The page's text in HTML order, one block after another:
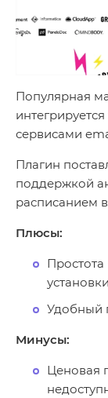
Популярная
сервисами
Плагин
поддержкой
расписанием
Плюсы:
Простота
Удобный
Минусы:
Ценовая